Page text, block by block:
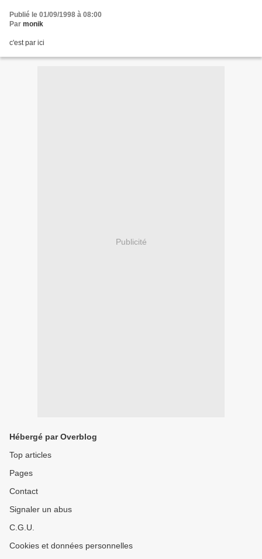
Publié le 01/09/1998 à 08:00
Par monik
c'est par ici
Publicité
Hébergé par Overblog
Top articles
Pages
Contact
Signaler un abus
C.G.U.
Cookies et données personnelles